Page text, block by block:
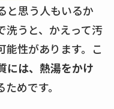
と思う人もいるか
洗うと、かえって汚
能性があります。こ
には、熱湯をかけ
めです。